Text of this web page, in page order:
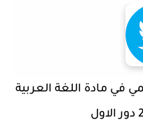
في مادة اللغة العربية